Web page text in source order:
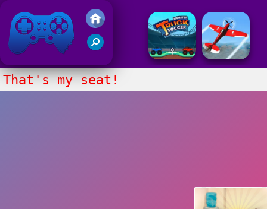
Juegos Friv 2017
That's my seat!